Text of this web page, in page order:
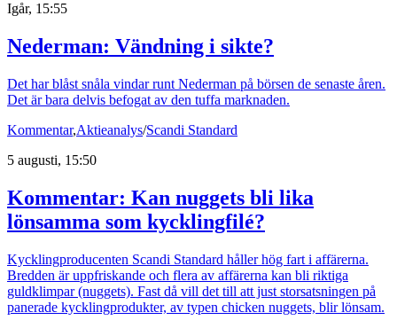
Igår, 15:55
Nederman: Vändning i sikte?
Det har blåst snåla vindar runt Nederman på börsen de senaste åren.
Det är bara delvis befogat av den tuffa marknaden.
Kommentar,Aktieanalys/Scandi Standard
5 augusti, 15:50
Kommentar: Kan nuggets bli lika
lönsamma som kycklingfilé?
Kycklingproducenten Scandi Standard håller hög fart i affärerna.
Bredden är uppfriskande och flera av affärerna kan bli riktiga
guldklimpar (nuggets). Fast då vill det till att just storsatsningen på
panerade kycklingprodukter, av typen chicken nuggets, blir lönsam.